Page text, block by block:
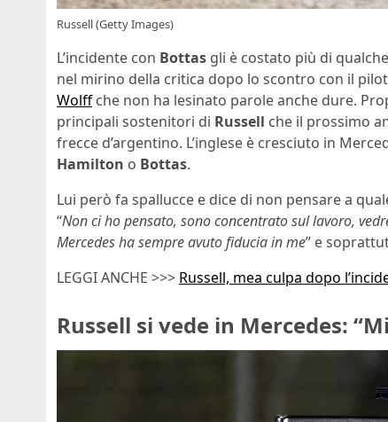
Russell (Getty Images)
L’incidente con Bottas gli è costato più di
nel mirino della critica dopo lo scontro con il
Wolffche non ha lesinato parole anche dure.
principali sostenitori di Russell che il prossimo
frecce d’argentino. L’inglese è cresciuto in
Hamilton o Bottas.
Lui però fa spallucce e dice di non pensare a
“Non ci ho pensato, sono concentrato sul lavoro,
Mercedes ha sempre avuto fiducia in me” e
LEGGI ANCHE >>> Russell, mea culpa dopo
Russell si vede in Mercedes: